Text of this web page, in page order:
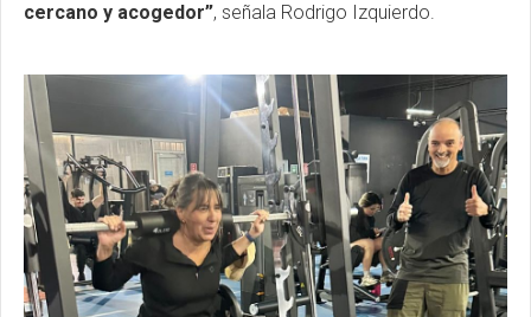
cercano y acogedor”, señala Rodrigo Izquierdo.